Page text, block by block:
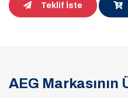
Teklif İste
AEG Markasının